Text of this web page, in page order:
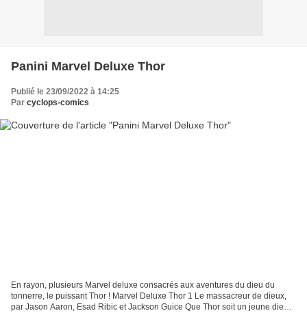
Panini Marvel Deluxe Thor
Publié le 23/09/2022 à 14:25
Par cyclops-comics
En rayon, plusieurs Marvel deluxe consacrés aux aventures du dieu du
tonnerre, le puissant Thor ! Marvel Deluxe Thor 1 Le massacreur de dieux,
par Jason Aaron, Esad Ribic et Jackson Guice Que Thor soit un jeune dieu